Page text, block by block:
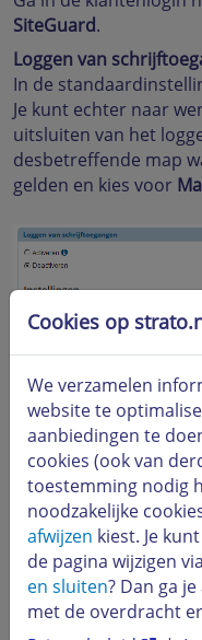
SiteGuard.
Loggen van
In de
Je kunt echter naar
uitsluiten van het
desbetreffende map
gelden en kies voor
Cookies op
We verzamelen
website te
aanbiedingen te
cookies (ook van
toestemming nodig
noodzakelijke
afwijzen kiest. Je
de pagina wijzigen via
en sluiten? Dan ga
met de overdracht